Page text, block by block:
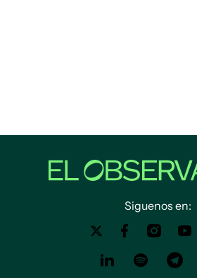
Siguenos en: